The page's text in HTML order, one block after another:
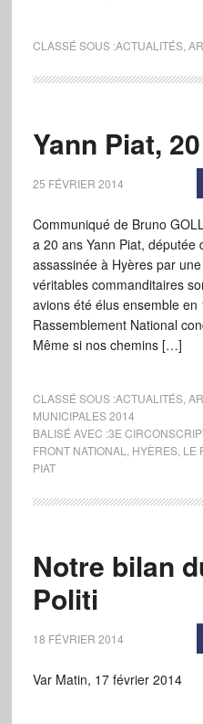
CLASSÉ SOUS :ACTUALITÉS,
Yann Piat,
25 FÉVRIER 2014
Communiqué de Bruno
a 20 ans Yann Piat, députée
assassinée à Hyères par
véritables commanditaires
avions été élus ensemble
Rassemblement National
Même si nos chemins […]
CLASSÉ SOUS :ACTUALITÉS,
MUNICIPALES 2014
BALISÉ AVEC :3E
FRONT NATIONAL
HYÈRES, LE
PIAT
Notre bilan
Politi
18 FÉVRIER 2014
Var Matin, 17 février 2014